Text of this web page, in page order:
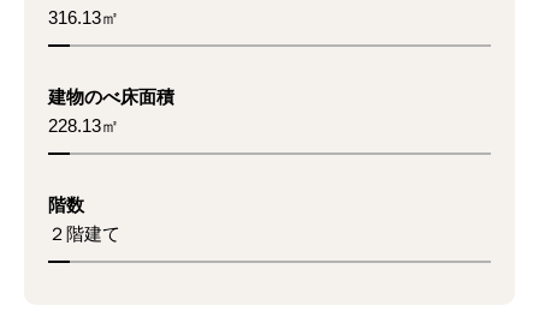
316.13㎡
建物のべ床面積
228.13㎡
階数
２階建て